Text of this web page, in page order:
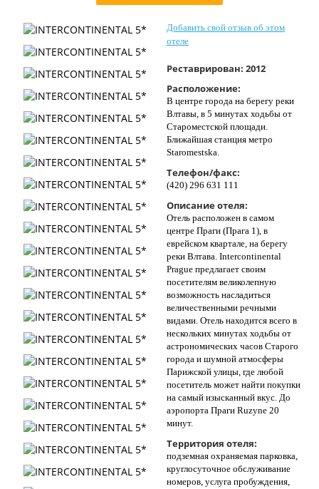
Добавить свой отзыв об этом
отеле
Реставрирован: 2012
Расположение:
В центре города на берегу реки
Влтавы, в 5 минутах ходьбы от
Староместской площади.
Ближайшая станция метро
Staromestska.
Телефон/факс:
(420) 296 631 111
Описание отеля:
Отель расположен в самом
центре Праги (Прага 1), в
еврейском квартале, на берегу
реки Влтава. Intercontinental
Prague предлагает своим
посетителям великолепную
возможность насладиться
величественными речными
видами. Отель находится всего в
нескольких минутах ходьбы от
астрономических часов Старого
города и шумной атмосферы
Парижской улицы, где любой
посетитель может найти покупки
на самый изысканный вкус. До
аэропорта Праги Ruzyne 20
минут.
Территория отеля:
подземная охраняемая парковка,
круглосуточное обслуживание
номеров, услуга пробуждения,